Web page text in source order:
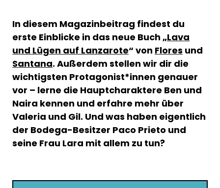
In diesem Magazinbeitrag findest du
erste Einblicke in das neue Buch „Lava
und Lügen auf Lanzarote“ von Flores und
Santana. Außerdem stellen wir dir die
wichtigsten Protagonist*innen genauer
vor – lerne die Hauptcharaktere Ben und
Naira kennen und erfahre mehr über
Valeria und Gil. Und was haben eigentlich
der Bodega-Besitzer Paco Prieto und
seine Frau Lara mit allem zu tun?